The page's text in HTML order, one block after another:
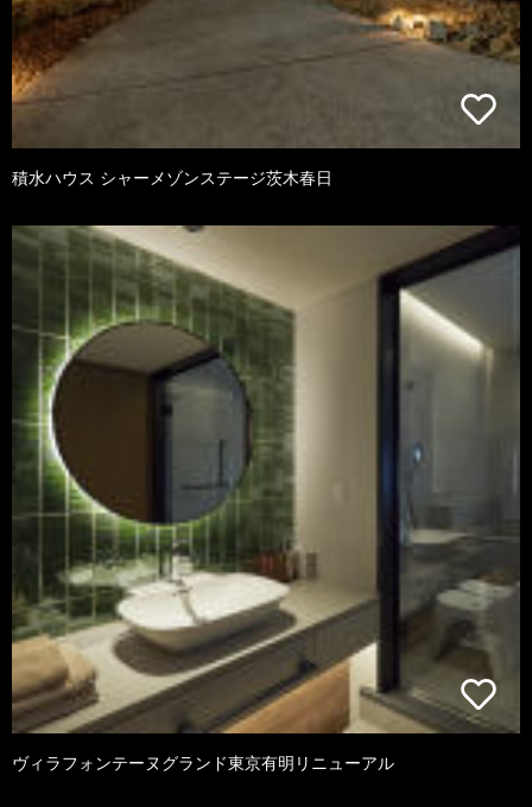
積水ハウス シャーメゾンステージ茨木春日
ヴィラフォンテーヌグランド東京有明リニューアル